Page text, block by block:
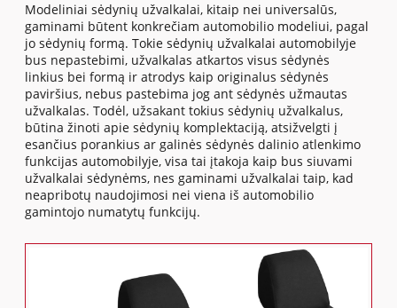
Modeliniai sėdynių užvalkalai, kitaip nei universalūs,
gaminami būtent konkrečiam automobilio modeliui, pagal
jo sėdynių formą. Tokie sėdynių užvalkalai automobilyje
bus nepastebimi, užvalkalas atkartos visus sėdynės
linkius bei formą ir atrodys kaip originalus sėdynės
paviršius, nebus pastebima jog ant sėdynės užmautas
užvalkalas. Todėl, užsakant tokius sėdynių užvalkalus,
būtina žinoti apie sėdynių komplektaciją, atsižvelgti į
esančius porankius ar galinės sėdynės dalinio atlenkimo
funkcijas automobilyje, visa tai įtakoja kaip bus siuvami
užvalkalai sėdynėms, nes gaminami užvalkalai taip, kad
neapribotų naudojimosi nei viena iš automobilio
gamintojo numatytų funkcijų.